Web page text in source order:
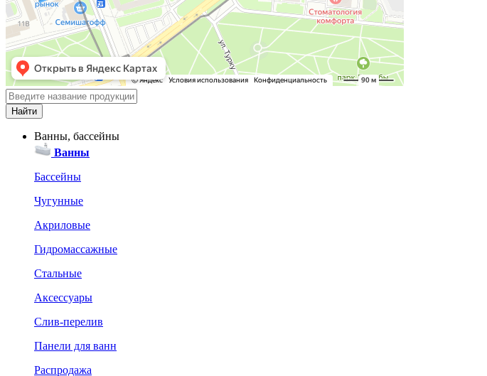
Ванны, бассейны
Ванны
Бассейны
Чугунные
Акриловые
Гидромассажные
Стальные
Аксессуары
Слив-перелив
Панели для ванн
Распродажа